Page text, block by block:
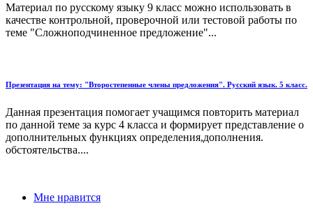
Материал по русскому языку 9 класс можно использовать в
качестве контрольной, проверочной или тестовой работы по
теме "Сложноподчиненное предложение"...
Презентация на тему: "Второстепенные члены предложения". Русский язык. 5 класс.
Данная презентация помогает учащимся повторить материал
по данной теме за курс 4 класса и формирует представление о
дополнительных функциях определения,дополнения.
обстоятельства....
Мне нравится